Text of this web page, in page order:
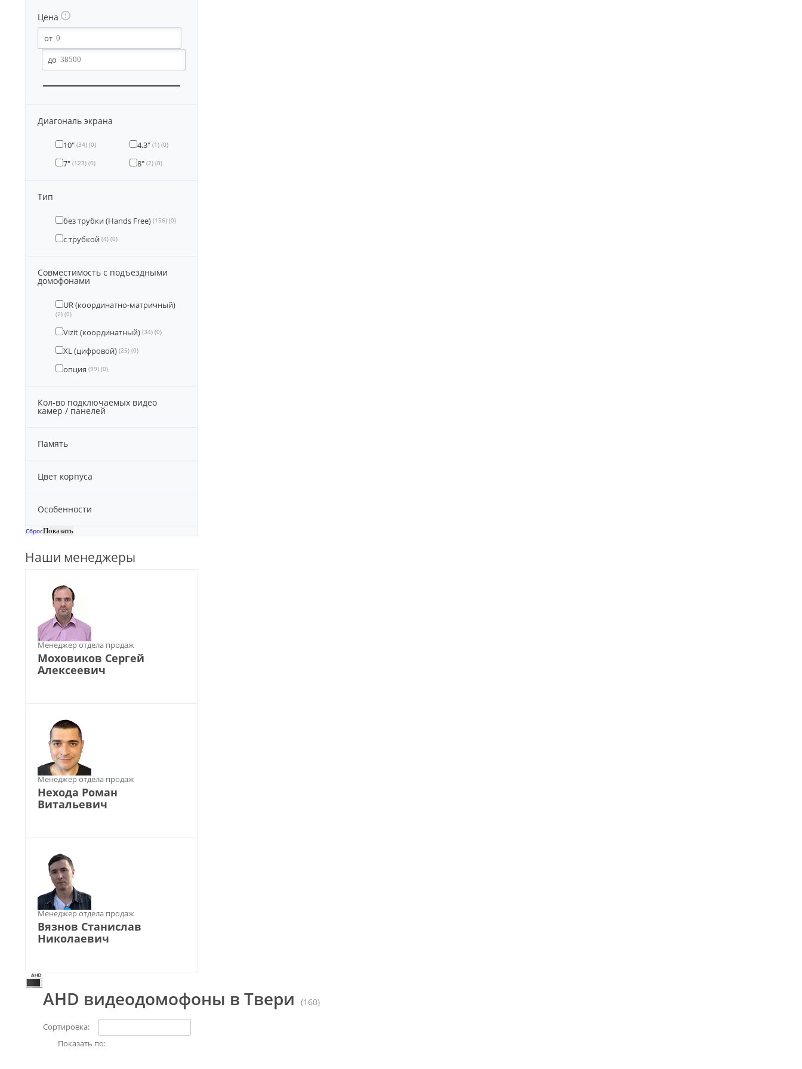
Цена
Диагональ экрана
10" (34) (0) 4.3" (1) (0)
7" (123) (0) 8" (2) (0)
Тип
без трубки (Hands Free) (156) (0)
с трубкой (4) (0)
Совместимость с подъездными
домофонами
UR (координатно-матричный)
(2) (0)
Vizit (координатный) (34) (0)
XL (цифровой) (25) (0)
опция (99) (0)
Кол-во подключаемых видео
камер / панелей
Память
Цвет корпуса
Особенности
Сброс
Наши менеджеры
Менеджер отдела продаж
Моховиков Сергей
Алексеевич
Менеджер отдела продаж
Нехода Роман
Витальевич
Менеджер отдела продаж
Вязнов Станислав
Николаевич
AHD видеодомофоны в Твери (160)
Сортировка:
Показать по: